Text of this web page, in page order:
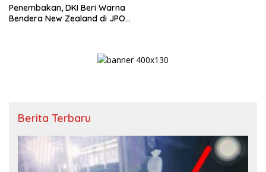
Penembakan, DKI Beri Warna
Bendera New Zealand di JPO
Berita Terbaru